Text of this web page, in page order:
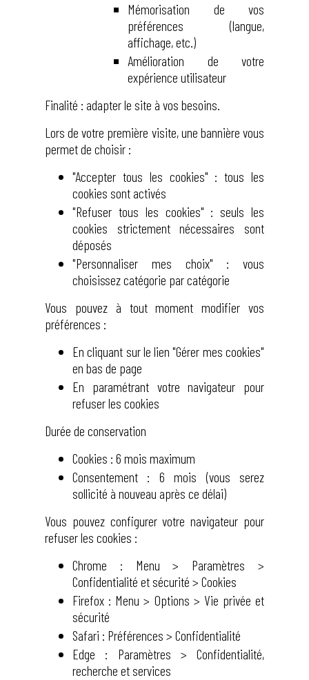
Mémorisation de vos
préférences (langue,
affichage, etc.)
Amélioration de votre
expérience utilisateur
Finalité : adapter le site à vos besoins.
Lors de votre première visite, une bannière vous
permet de choisir :
"Accepter tous les cookies" : tous les
cookies sont activés
"Refuser tous les cookies" : seuls les
cookies strictement nécessaires sont
déposés
"Personnaliser mes choix" : vous
choisissez catégorie par catégorie
Vous pouvez à tout moment modifier vos
préférences :
En cliquant sur le lien "Gérer mes cookies"
en bas de page
En paramétrant votre navigateur pour
refuser les cookies
Durée de conservation
Cookies : 6 mois maximum
Consentement : 6 mois (vous serez
sollicité à nouveau après ce délai)
Vous pouvez configurer votre navigateur pour
refuser les cookies :
Chrome : Menu > Paramètres >
Confidentialité et sécurité > Cookies
Firefox : Menu > Options > Vie privée et
sécurité
Safari : Préférences > Confidentialité
Edge : Paramètres > Confidentialité,
recherche et services